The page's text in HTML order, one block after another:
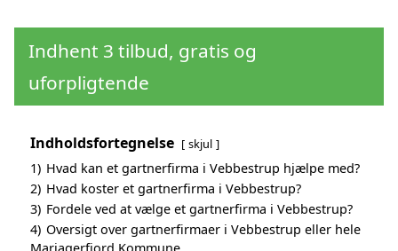
Indhent 3 tilbud, gratis og
uforpligtende
Indholdsfortegnelse skjul
1) Hvad kan et gartnerfirma i Vebbestrup hjælpe med?
2) Hvad koster et gartnerfirma i Vebbestrup?
3) Fordele ved at vælge et gartnerfirma i Vebbestrup?
4) Oversigt over gartnerfirmaer i Vebbestrup eller hele
Mariagerfjord Kommune